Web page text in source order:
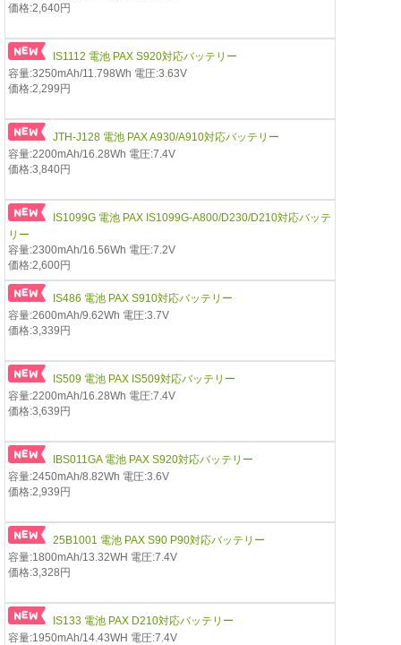
価格:2,640円
IS1112 電池 PAX S920対応バッテリー
容量:3250mAh/11.798Wh 電圧:3.63V
価格:2,299円
JTH-J128 電池 PAX A930/A910対応バッテリー
容量:2200mAh/16.28Wh 電圧:7.4V
価格:3,840円
IS1099G 電池 PAX IS1099G-A800/D230/D210対応バッテ
リー
容量:2300mAh/16.56Wh 電圧:7.2V
価格:2,600円
IS486 電池 PAX S910対応バッテリー
容量:2600mAh/9.62Wh 電圧:3.7V
価格:3,339円
IS509 電池 PAX IS509対応バッテリー
容量:2200mAh/16.28Wh 電圧:7.4V
価格:3,639円
IBS011GA 電池 PAX S920対応バッテリー
容量:2450mAh/8.82Wh 電圧:3.6V
価格:2,939円
25B1001 電池 PAX S90 P90対応バッテリー
容量:1800mAh/13.32WH 電圧:7.4V
価格:3,328円
IS133 電池 PAX D210対応バッテリー
容量:1950mAh/14.43WH 電圧:7.4V